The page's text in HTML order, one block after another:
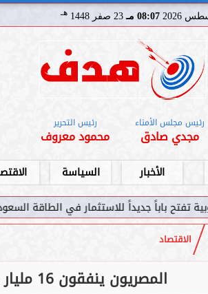
08:07 مـ 23 صفر 1448 هـ
رئيس مجلس الأمناء
مجدي صادق
رئيس التحرير
محمود معروف
الأخبار السياسة
سامر شقير: للاستثمار في الطاقة السعودية
الاقتصاد
المصريون ينفقون 16 مليار جنيه على 20 دواءً فقط في 2023